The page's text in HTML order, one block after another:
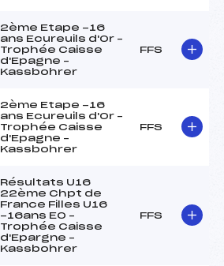
2ème Etape -16
ans Ecureuils d'Or –
Trophée Caisse
d'Epagne –
Kassbohrer
FFS
2ème Etape -16
ans Ecureuils d'Or –
Trophée Caisse
d'Epagne –
Kassbohrer
FFS
Résultats U16
22ème Chpt de
France Filles U16
-16ans EO –
Trophée Caisse
d'Epargne –
Kassbohrer
FFS